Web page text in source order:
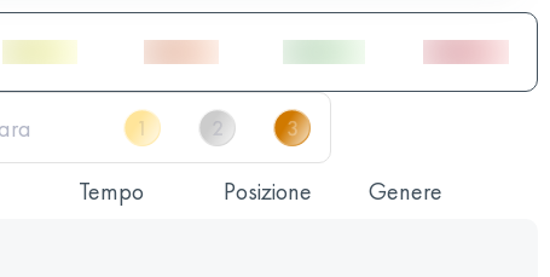
Tempo Posizione Genere